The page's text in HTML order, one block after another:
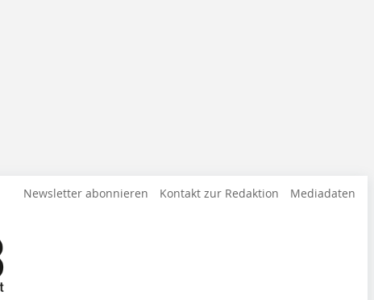
Newsletter abonnieren Kontakt zur Redaktion Mediadaten